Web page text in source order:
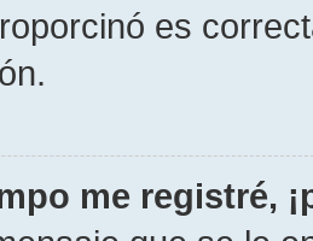
es
me registré,